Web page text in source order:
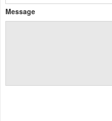
Message